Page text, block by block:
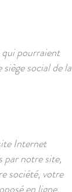
pourraient
social de la
Internet
par notre site,
société, votre